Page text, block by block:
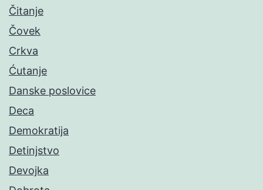
Čitanje
Čovek
Crkva
Ćutanje
Danske poslovice
Deca
Demokratija
Detinjstvo
Devojka